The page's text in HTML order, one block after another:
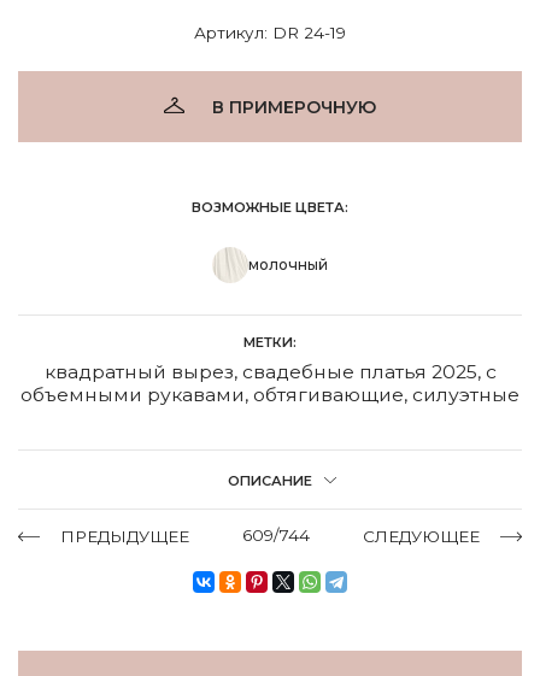
Артикул: DR 24-19
В ПРИМЕРОЧНУЮ
ВОЗМОЖНЫЕ ЦВЕТА:
молочный
МЕТКИ:
квадратный вырез, свадебные платья 2025, с
объемными рукавами, обтягивающие, силуэтные
ОПИСАНИЕ
ПРЕДЫДУЩЕЕ 609/744 СЛЕДУЮЩЕЕ